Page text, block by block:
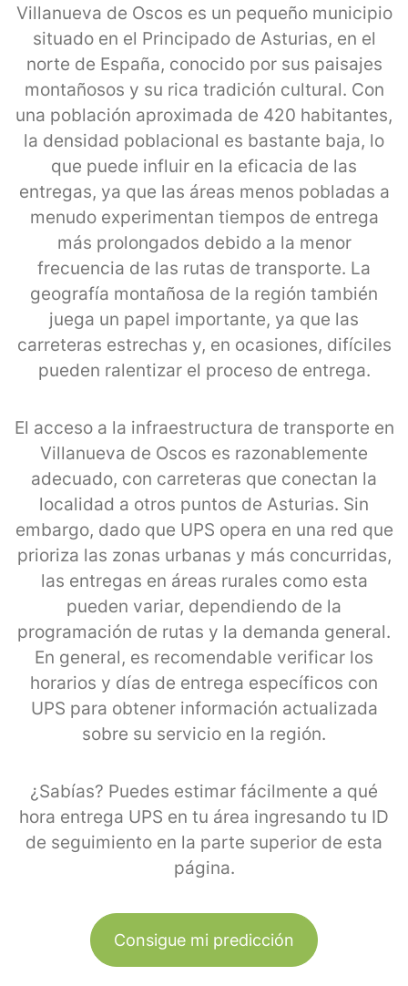
Villanueva de Oscos es un pequeño municipio
situado en el Principado de Asturias, en el
norte de España, conocido por sus paisajes
montañosos y su rica tradición cultural. Con
una población aproximada de 420 habitantes,
la densidad poblacional es bastante baja, lo
que puede influir en la eficacia de las
entregas, ya que las áreas menos pobladas a
menudo experimentan tiempos de entrega
más prolongados debido a la menor
frecuencia de las rutas de transporte. La
geografía montañosa de la región también
juega un papel importante, ya que las
carreteras estrechas y, en ocasiones, difíciles
pueden ralentizar el proceso de entrega.
El acceso a la infraestructura de transporte en
Villanueva de Oscos es razonablemente
adecuado, con carreteras que conectan la
localidad a otros puntos de Asturias. Sin
embargo, dado que UPS opera en una red que
prioriza las zonas urbanas y más concurridas,
las entregas en áreas rurales como esta
pueden variar, dependiendo de la
programación de rutas y la demanda general.
En general, es recomendable verificar los
horarios y días de entrega específicos con
UPS para obtener información actualizada
sobre su servicio en la región.
¿Sabías? Puedes estimar fácilmente a qué
hora entrega UPS en tu área ingresando tu ID
de seguimiento en la parte superior de esta
página.
Consigue mi predicción